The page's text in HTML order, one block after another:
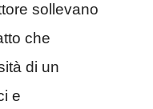
sollevano
che
di un
e